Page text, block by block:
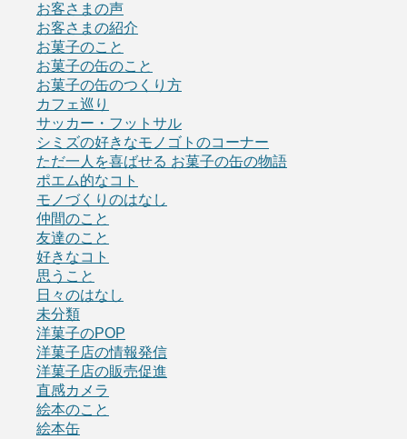
お客さまの声
お客さまの紹介
お菓子のこと
お菓子の缶のこと
お菓子の缶のつくり方
カフェ巡り
サッカー・フットサル
シミズの好きなモノゴトのコーナー
ただ一人を喜ばせる お菓子の缶の物語
ポエム的なコト
モノづくりのはなし
仲間のこと
友達のこと
好きなコト
思うこと
日々のはなし
未分類
洋菓子のPOP
洋菓子店の情報発信
洋菓子店の販売促進
直感カメラ
絵本のこと
絵本缶